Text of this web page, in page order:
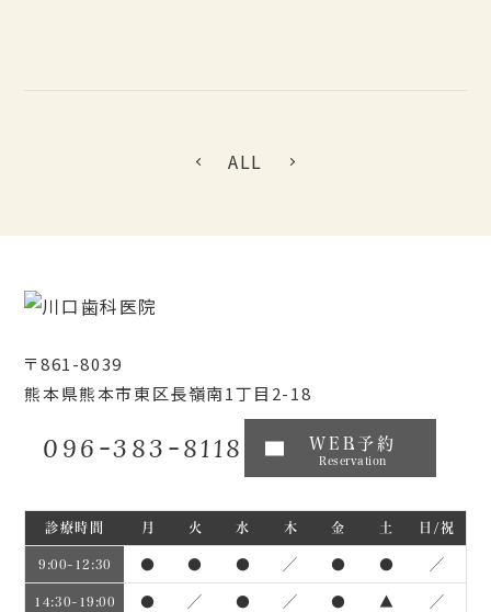
ALL
〒861-8039
熊本県熊本市東区長嶺南1丁目2-18
096-383-8118 WEB予約
Reservation
診療時間 月 火 水 木 金 土 日/祝
9:00~12:30 ● ● ● ／ ● ● ／
14:30~19:00 ● ／ ● ／ ● ▲ ／